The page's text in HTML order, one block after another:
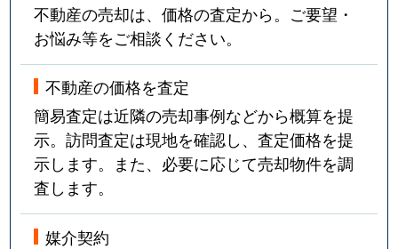
不動産の売却は、価格の査定から。ご要望・
お悩み等をご相談ください。
不動産の価格を査定
簡易査定は近隣の売却事例などから概算を提
示。訪問査定は現地を確認し、査定価格を提
示します。また、必要に応じて売却物件を調
査します。
媒介契約